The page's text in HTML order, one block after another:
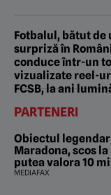
Fotbalul, bătut de
surpriză în
conduce într-un
vizualizate reel-
FCSB, la ani
PARTENERI
Obiectul
Maradona, scos
putea valora 10
MEDIAFAX